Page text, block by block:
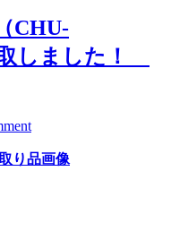
CHU-
しました！